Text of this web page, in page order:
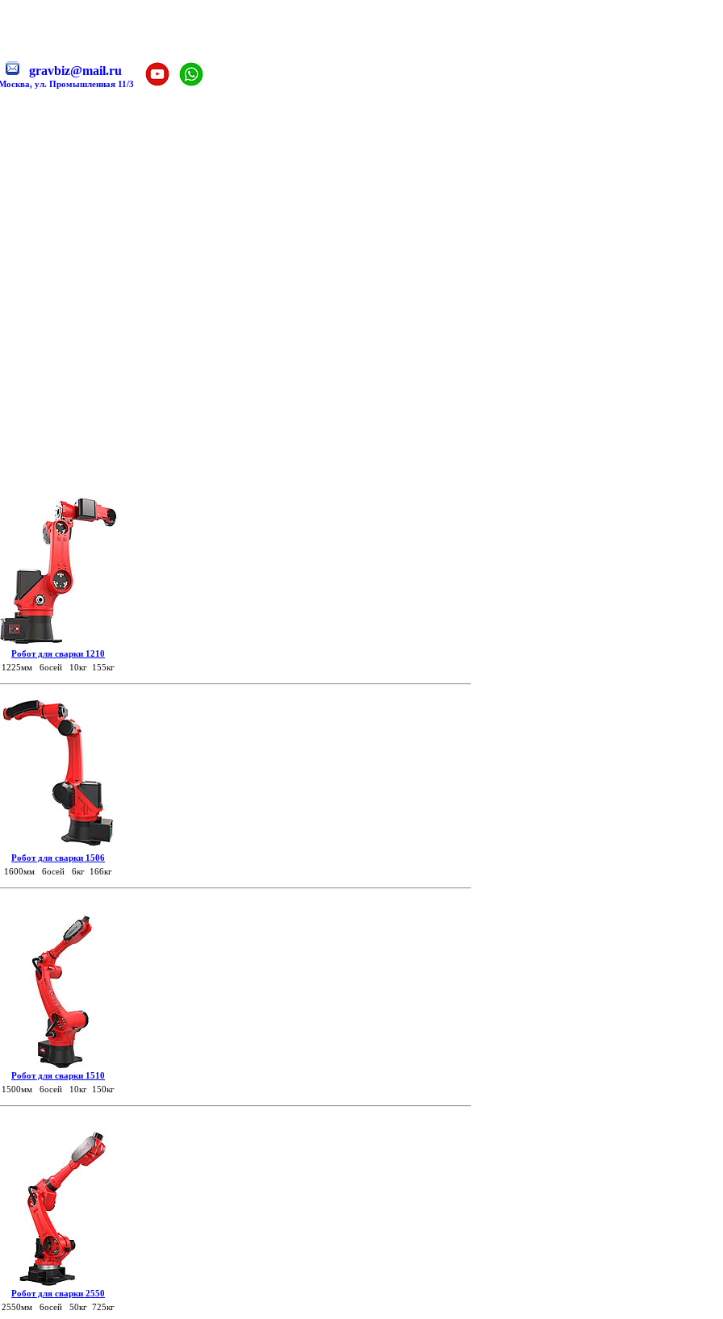
gravbiz@mail.ru
ул. Промышленная 11/3
Робот для сварки 1210
1225мм 6осей 10кг 155кг
Робот для сварки 1506
1600мм 6осей 6кг 166кг
Робот для сварки 1510
1500мм 6осей 10кг 150кг
Робот для сварки 2550
2550мм 6осей 50кг 725кг